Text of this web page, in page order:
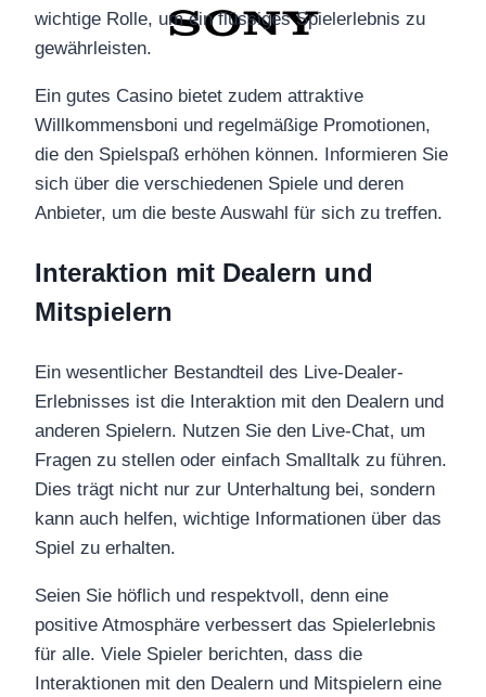
wichtige Rolle, um ein flüssiges Spielerlebnis zu
gewährleisten.
Ein gutes Casino bietet zudem attraktive
Willkommensboni und regelmäßige Promotionen,
die den Spielspaß erhöhen können. Informieren Sie
sich über die verschiedenen Spiele und deren
Anbieter, um die beste Auswahl für sich zu treffen.
Interaktion mit Dealern und
Mitspielern
Ein wesentlicher Bestandteil des Live-Dealer-
Erlebnisses ist die Interaktion mit den Dealern und
anderen Spielern. Nutzen Sie den Live-Chat, um
Fragen zu stellen oder einfach Smalltalk zu führen.
Dies trägt nicht nur zur Unterhaltung bei, sondern
kann auch helfen, wichtige Informationen über das
Spiel zu erhalten.
Seien Sie höflich und respektvoll, denn eine
positive Atmosphäre verbessert das Spielerlebnis
für alle. Viele Spieler berichten, dass die
Interaktionen mit den Dealern und Mitspielern eine